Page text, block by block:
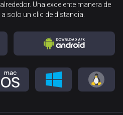
Una excelente manera de
solo un clic de distancia.